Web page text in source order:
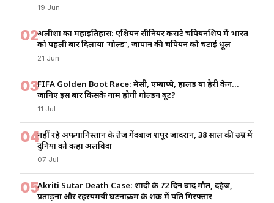
19 Jun
02अलीशा का महाइतिहास: एशियन सीनियर कराटे चैंपियनशिप में भारत
को पहली बार दिलाया ‘गोल्ड’, जापान की चैंपियन को चटाई धूल
21 Jun
03FIFA Golden Boot Race: मेसी, एम्बाप्पे, हालैंड या हैरी केन…
जानिए इस बार किसके नाम होगी गोल्डन बूट?
11 Jul
04नहीं रहे अफगानिस्तान के तेज गेंदबाज शपूर ज़ादरान, 38 साल की उम्र में
दुनिया को कहा अलविदा
07 Jul
05Akriti Sutar Death Case: शादी के 72 दिन बाद मौत, दहेज,
प्रताड़ना और रहस्यमयी घटनाक्रम के शक में पति गिरफ्तार